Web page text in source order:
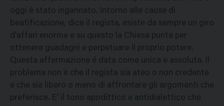
oggi è stato ingannato. Intorno alle cause di
beatificazione, dice il regista, esiste da sempre un giro
d'affari enorme e su questo la Chiesa punta per
ottenere guadagni e perpetuare il proprio potere.
Questa affermazione é data come unica e assoluta. Il
problema non è che il regista sia ateo o non credente
e che sia libero o meno di affrontare gli argomenti che
preferisce. E' il tono apodittico e antidialettico che